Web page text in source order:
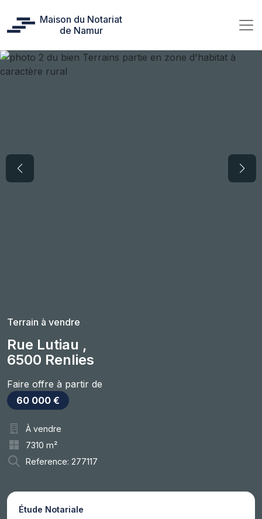
Maison du Notariat
de Namur
Terrain à vendre
Rue Lutiau ,
6500 Renlies
Faire offre à partir de
60 000 €
À vendre
7310 m²
Reference: 277117
Étude Notariale